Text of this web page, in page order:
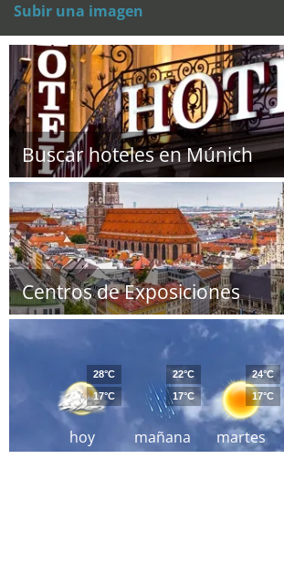
Subir una imagen
Buscar hoteles en Múnich
Centros de Exposiciones
hoy
28°C
17°C
mañana
22°C
17°C
martes
24°C
17°C